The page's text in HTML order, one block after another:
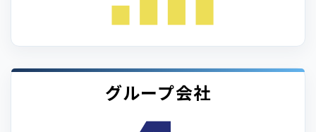
グループ会社